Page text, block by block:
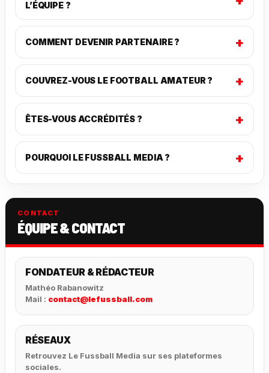
L’ÉQUIPE ?
COMMENT DEVENIR PARTENAIRE ?
COUVREZ-VOUS LE FOOTBALL AMATEUR ?
ÊTES-VOUS ACCRÉDITÉS ?
POURQUOI LE FUSSBALL MEDIA ?
CONTACT
ÉQUIPE & CONTACT
FONDATEUR & RÉDACTEUR
Mathéo Rabanowitz
Mail : contact@lefussball.com
RÉSEAUX
Retrouvez Le Fussball Media sur ses plateformes
sociales.